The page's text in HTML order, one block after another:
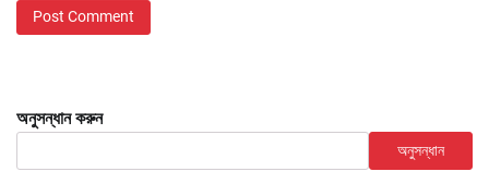
অনুসন্ধান করুন
অনুসন্ধান